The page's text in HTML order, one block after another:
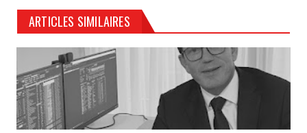
ARTICLES SIMILAIRES